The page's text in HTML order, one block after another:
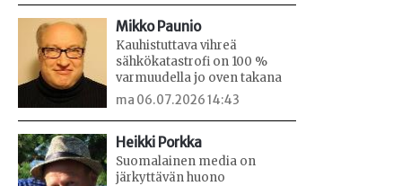
Mikko Paunio
Kauhistuttava vihreä
sähkökatastrofi on 100 %
varmuudella jo oven takana
ma 06.07.2026 14:43
Heikki Porkka
Suomalainen media on
järkyttävän huono